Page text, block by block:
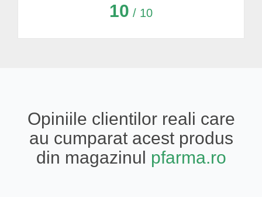
10 / 10
Opiniile clientilor reali care
au cumparat acest produs
din magazinul pfarma.ro